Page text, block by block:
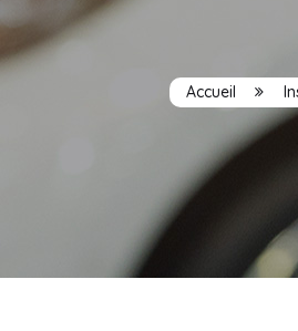
Accueil